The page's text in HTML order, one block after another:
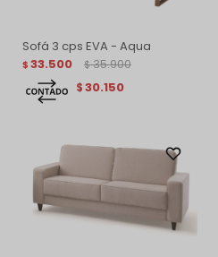
Sofá 3 cps EVA - Aqua
$ 33.500 $ 35.900
$30.150